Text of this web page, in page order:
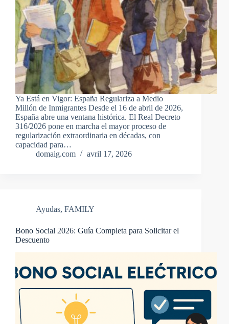
Ya Está en Vigor: España Regulariza a Medio
Millón de Inmigrantes Desde el 16 de abril de 2026,
España abre una ventana histórica. El Real Decreto
316/2026 pone en marcha el mayor proceso de
regularización extraordinaria en décadas, con
capacidad para…
domaig.com
avril 17, 2026
Ayudas, FAMILY
Bono Social 2026: Guía Completa para Solicitar el
Descuento